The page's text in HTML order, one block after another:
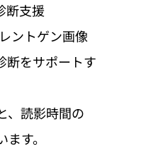
断支援
ントゲン画像
断をサポートす
、読影時間の
す。